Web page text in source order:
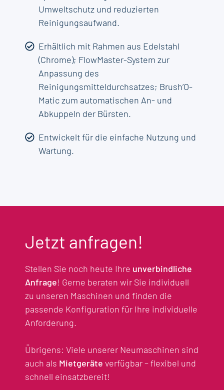
Umweltschutz und reduzierten
Reinigungsaufwand.
Erhältlich mit Rahmen aus Edelstahl
(Chrome); FlowMaster-System zur
Anpassung des
Reinigungsmitteldurchsatzes; Brush’O-
Matic zum automatischen An- und
Abkuppeln der Bürsten.
Entwickelt für die einfache Nutzung und
Wartung.
Jetzt anfragen!
Stellen Sie noch heute Ihre unverbindliche
Anfrage! Gerne beraten wir Sie individuell
zu unseren Maschinen und finden die
passende Konfiguration für Ihre individuelle
Anforderung.
Übrigens: Viele unserer Neumaschinen sind
auch als Mietgeräte verfügbar – flexibel und
schnell einsatzbereit!